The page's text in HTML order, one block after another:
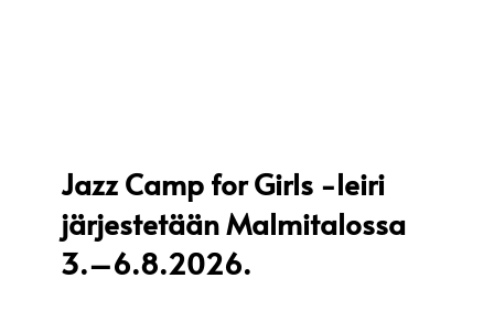
Jazz Camp for Girls -leiri
järjestetään Malmitalossa
3.–6.8.2026.